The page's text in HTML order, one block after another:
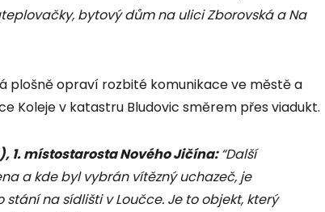
bytový dům na ulici Zborovská a Na
plošně opraví rozbité komunikace ve městě a
Koleje v katastru Bludovic směrem přes viadukt.
1. místostarosta Nového Jičína:“Další
a kde byl vybrán vítězný uchazeč, je
na sídlišti v Loučce. Je to objekt, který